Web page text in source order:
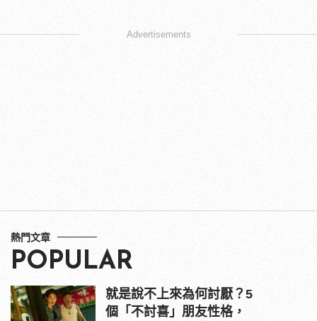
Advertisements
熱門文章
POPULAR
就是說不上來為何討厭？5
個「不討喜」朋友性格，